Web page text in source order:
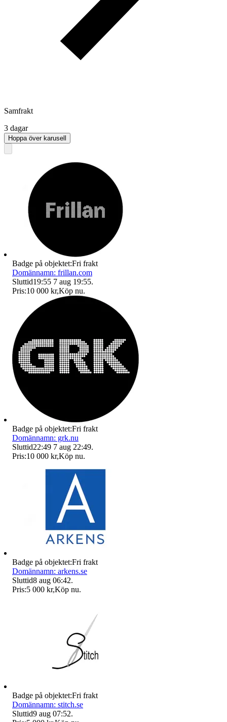
Samfrakt
3 dagar
Hoppa över karusell
Badge på objektet:Fri frakt
Domännamn: frillan.com
Sluttid19:55 7 aug 19:55.
Pris:10 000 kr,Köp nu.
Badge på objektet:Fri frakt
Domännamn: grk.nu
Sluttid22:49 7 aug 22:49.
Pris:10 000 kr,Köp nu.
Badge på objektet:Fri frakt
Domännamn: arkens.se
Sluttid8 aug 06:42.
Pris:5 000 kr,Köp nu.
Badge på objektet:Fri frakt
Domännamn: stitch.se
Sluttid9 aug 07:52.